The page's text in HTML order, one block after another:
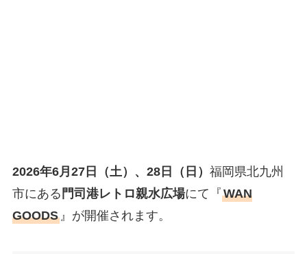
2026年6月27日（土）、28日（日） 福岡県北九州
市にある 門司港レトロ親水広場にて『WAN
GOODS』が開催されます。